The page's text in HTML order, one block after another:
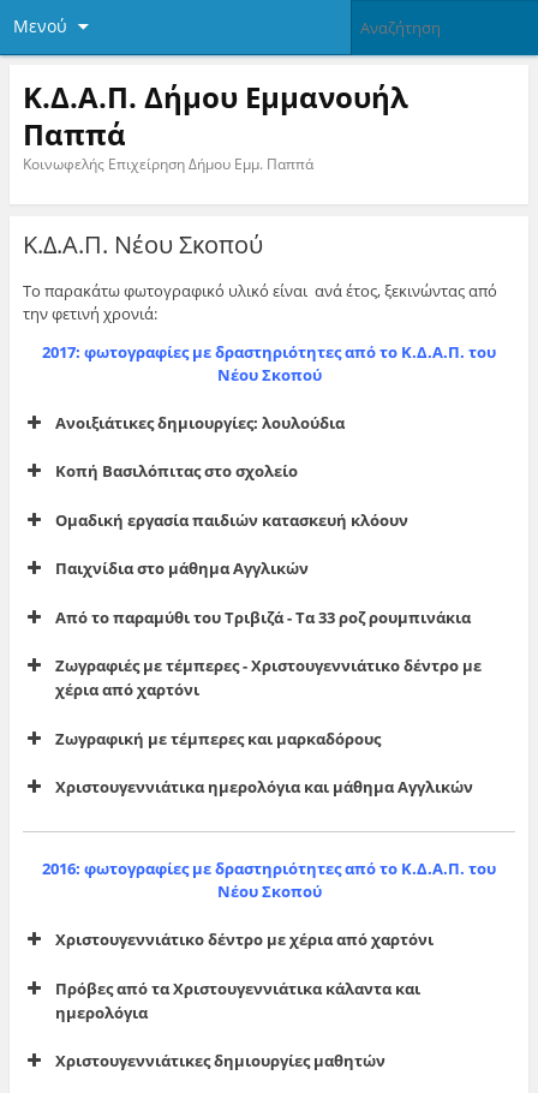
Μενού
Κ.Δ.Α.Π. Δήμου Εμμανουήλ
Παππά
Κοινωφελής Επιχείρηση Δήμου Εμμ. Παππά
Κ.Δ.Α.Π. Νέου Σκοπού
Το παρακάτω φωτογραφικό υλικό είναι ανά έτος, ξεκινώντας από
την φετινή χρονιά:
2017: φωτογραφίες με δραστηριότητες από το Κ.Δ.Α.Π. του
Νέου Σκοπού
Ανοιξιάτικες δημιουργίες: λουλούδια
Κοπή Βασιλόπιτας στο σχολείο
Ομαδική εργασία παιδιών κατασκευή κλόουν
Παιχνίδια στο μάθημα Αγγλικών
Από το παραμύθι του Τριβιζά - Τα 33 ροζ ρουμπινάκια
Ζωγραφιές με τέμπερες - Χριστουγεννιάτικο δέντρο με
χέρια από χαρτόνι
Ζωγραφική με τέμπερες και μαρκαδόρους
Χριστουγεννιάτικα ημερολόγια και μάθημα Αγγλικών
2016: φωτογραφίες με δραστηριότητες από το Κ.Δ.Α.Π. του
Νέου Σκοπού
Χριστουγεννιάτικο δέντρο με χέρια από χαρτόνι
Πρόβες από τα Χριστουγεννιάτικα κάλαντα και
ημερολόγια
Χριστουγεννιάτικες δημιουργίες μαθητών